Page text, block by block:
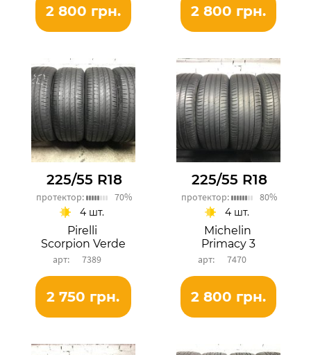
2 800 грн. 2 800 грн.
225/55 R18
протектор: 70%
Pirelli
Scorpion Verde
7389
4 шт.
2 750 грн.
225/55 R18
протектор: 80%
Michelin
Primacy 3
7470
4 шт.
2 800 грн.